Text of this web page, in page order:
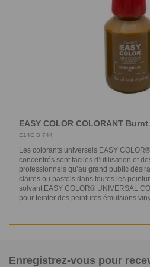
EASY COLOR COLORANT
E14C B 744
Les colorants universels EASY
concentrés sont faciles d’utilisation et
professionnels qu’au grand public
claires ou pastels dans toutes les
solvant.EASY COLOR® UNIVERSAL
pour teinter des peintures émulsions
Enregistrez-vous pour